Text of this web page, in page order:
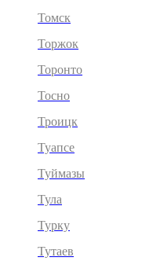
Томск
Торжок
Торонто
Тосно
Троицк
Туапсе
Туймазы
Тула
Турку
Тутаев